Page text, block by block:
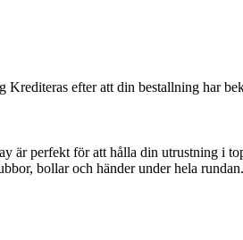
Krediteras efter att din bestallning har
är perfekt för att hålla din utrustning i
bollar och händer under hela